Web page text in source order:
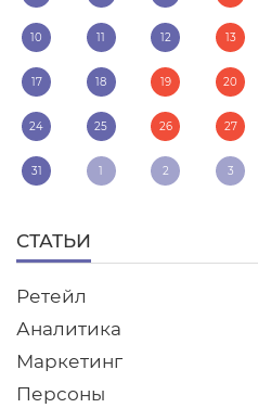
10 11 12 13
17 18 19 20
24 25 26 27
31 1 2 3
СТАТЬИ
Ретейл
Аналитика
Маркетинг
Персоны